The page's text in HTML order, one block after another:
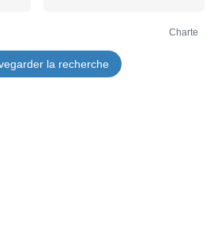
batteries), B-Stock with full
warranty, may have slight
traces of use
Charte
la recherche